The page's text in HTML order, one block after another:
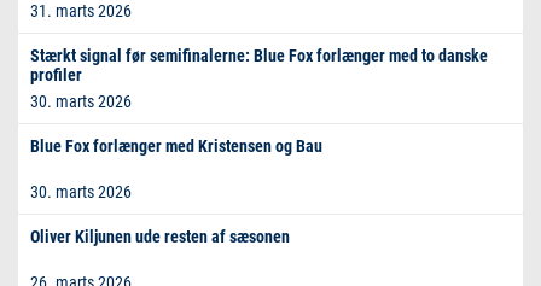
31. marts 2026
Stærkt signal før semifinalerne: Blue Fox forlænger med to danske
profiler
30. marts 2026
Blue Fox forlænger med Kristensen og Bau
30. marts 2026
Oliver Kiljunen ude resten af sæsonen